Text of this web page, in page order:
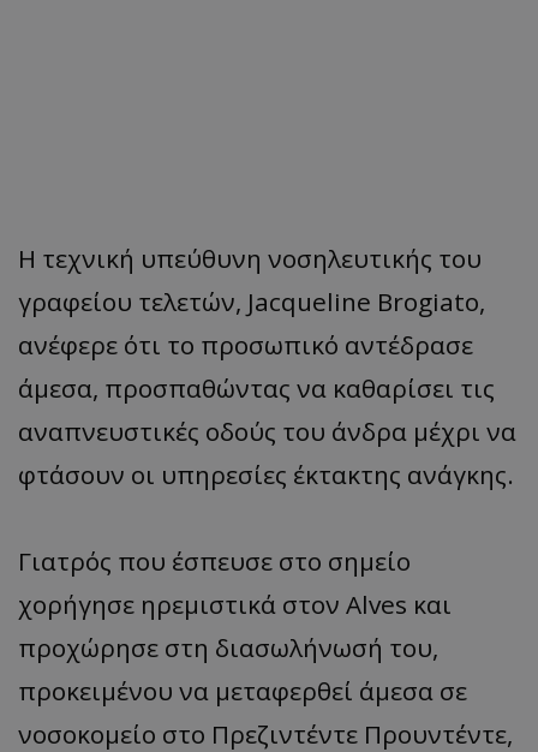
Η τεχνική υπεύθυνη νοσηλευτικής του
γραφείου τελετών, Jacqueline Brogiato,
ανέφερε ότι το προσωπικό αντέδρασε
άμεσα, προσπαθώντας να καθαρίσει τις
αναπνευστικές οδούς του άνδρα μέχρι να
φτάσουν οι υπηρεσίες έκτακτης ανάγκης.
Γιατρός που έσπευσε στο σημείο
χορήγησε ηρεμιστικά στον Alves και
προχώρησε στη διασωλήνωσή του,
προκειμένου να μεταφερθεί άμεσα σε
νοσοκομείο στο Πρεζιντέντε Προυντέντε,